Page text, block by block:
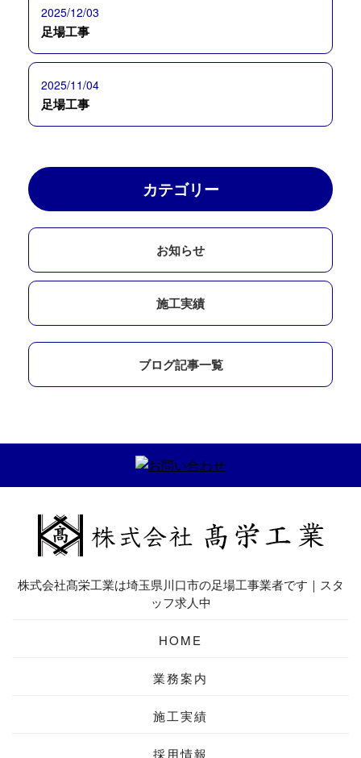
2025/12/03
足場工事
2025/11/04
足場工事
カテゴリー
お知らせ
施工実績
ブログ記事一覧
株式会社髙栄工業は埼玉県川口市の足場工事業者です｜スタ
ッフ求人中
HOME
業務案内
施工実績
採用情報